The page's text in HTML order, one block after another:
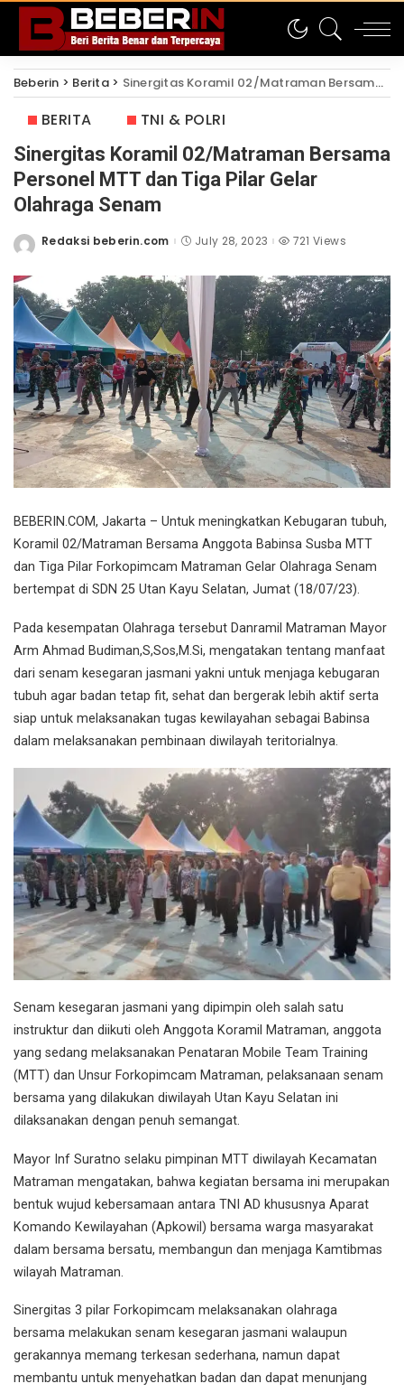
Beberin > Berita> Sinergitas Koramil 02/Matraman Bersama Personel MTT dan Tiga Pilar Gelar Olahraga Senam
BERITA TNI & POLRI
Sinergitas Koramil 02/Matraman Bersama
Personel MTT dan Tiga Pilar Gelar
Olahraga Senam
Posted
Redaksi beberin.com July 28, 2023 721 Views
BEBERIN.COM, Jakarta – Untuk meningkatkan Kebugaran tubuh,
Koramil 02/Matraman Bersama Anggota Babinsa Susba MTT
dan Tiga Pilar Forkopimcam Matraman Gelar Olahraga Senam
bertempat di SDN 25 Utan Kayu Selatan, Jumat (18/07/23).
Pada kesempatan Olahraga tersebut Danramil Matraman Mayor
Arm Ahmad Budiman,S,Sos,M.Si, mengatakan tentang manfaat
dari senam kesegaran jasmani yakni untuk menjaga kebugaran
tubuh agar badan tetap fit, sehat dan bergerak lebih aktif serta
siap untuk melaksanakan tugas kewilayahan sebagai Babinsa
dalam melaksanakan pembinaan diwilayah teritorialnya.
Senam kesegaran jasmani yang dipimpin oleh salah satu
instruktur dan diikuti oleh Anggota Koramil Matraman, anggota
yang sedang melaksanakan Penataran Mobile Team Training
(MTT) dan Unsur Forkopimcam Matraman, pelaksanaan senam
bersama yang dilakukan diwilayah Utan Kayu Selatan ini
dilaksanakan dengan penuh semangat.
Mayor Inf Suratno selaku pimpinan MTT diwilayah Kecamatan
Matraman mengatakan, bahwa kegiatan bersama ini merupakan
bentuk wujud kebersamaan antara TNI AD khususnya Aparat
Komando Kewilayahan (Apkowil) bersama warga masyarakat
dalam bersama bersatu, membangun dan menjaga Kamtibmas
wilayah Matraman.
Sinergitas 3 pilar Forkopimcam melaksanakan olahraga
bersama melakukan senam kesegaran jasmani walaupun
gerakannya memang terkesan sederhana, namun dapat
membantu untuk menyehatkan badan dan dapat menunjang